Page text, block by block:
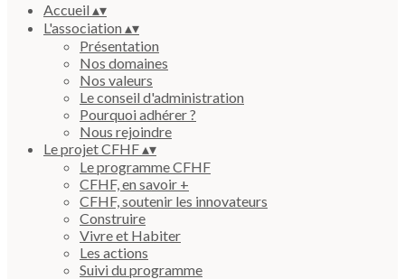
Accueil▴▾
L'association▴▾
Présentation
Nos domaines
Nos valeurs
Le conseil d'administration
Pourquoi adhérer ?
Nous rejoindre
Le projet CFHF▴▾
Le programme CFHF
CFHF, en savoir +
CFHF, soutenir les innovateurs
Construire
Vivre et Habiter
Les actions
Suivi du programme